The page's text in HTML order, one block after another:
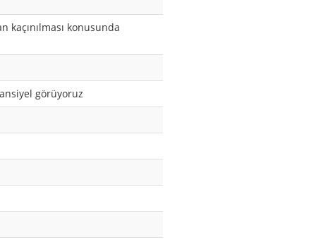
kaçınılması konusunda
görüyoruz